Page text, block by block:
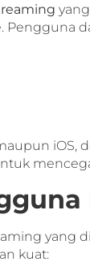
Pengguna
iOS,
yang
kuat: